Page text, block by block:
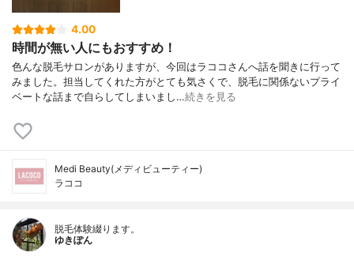
4.00
時間が無い人にもおすすめ！
色んな脱毛サロンがありますが、今回はラココさんへ話を聞きに行って
みました。担当してくれた方がとても気さくで、脱毛に関係ないプライ
ベートな話まで自らしてしまいまし…続きを見る
Medi Beauty(メディビューティー)
ラココ
脱毛体験綴ります。
ゆきぽん